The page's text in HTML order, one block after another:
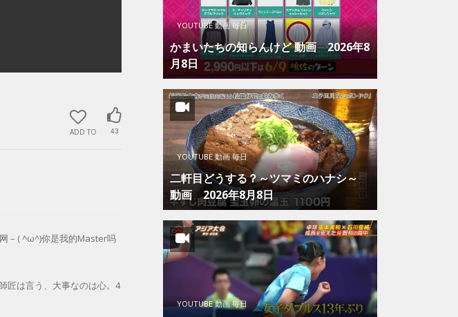
ADD TO 43
– ( ^ω^)你是我的Master吗
匠は言う、大事なのは心。4
YOUTUBE 動画 毎日
かまいたちの知らんけど 動画 2026年8
月8日
YOUTUBE 動画 毎日
二軒目どうする？～ツマミのハナシ～
動画 2026年8月8日
YOUTUBE 動画 毎日